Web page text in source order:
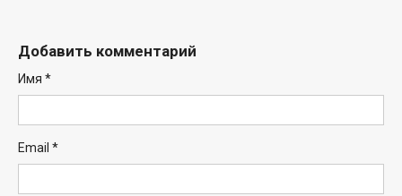
Добавить комментарий
Имя *
Email *